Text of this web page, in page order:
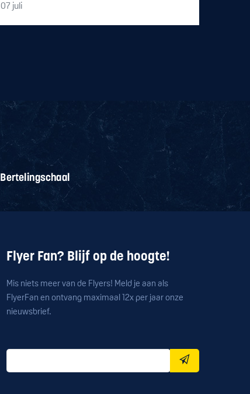
07 juli
Flyer Fan? Blijf op de hoogte!
Mis niets meer van de Flyers! Meld je aan als
FlyerFan en ontvang maximaal 12x per jaar onze
nieuwsbrief.